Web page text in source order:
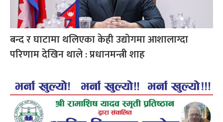
बन्द र घाटामा थलिएका केही उद्योगमा आशालाग्दा
परिणाम देखिन थाले : प्रधानमन्त्री शाह